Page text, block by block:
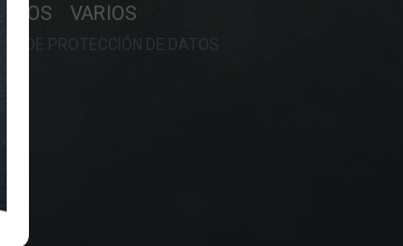
VARIOS
DE PROTECCIÓN DE DATOS